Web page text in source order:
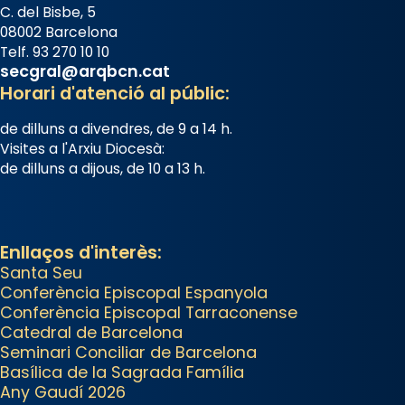
07/carmina-historia-depresion-
papa-viaje-espana-testimoni...
Photo
Arquebisbat de Barcelona
2 weeks ago
la mirada»
Mons. Sergi Gordo, bisbe de
Tortosa, ha presidit aquest 27 de
juliol la missa de Les Santes de
Mataró.
🔗tinyurl.com/cvu5jmbk
C. del Bisbe, 5
08002 Barcelona
Telf. 93 270 10 10
secgral@arqbcn.cat
Horari d'atenció al públic:
de dilluns a divendres, de 9 a 14 h.
Visites a l'Arxiu Diocesà:
de dilluns a dijous, de 10 a 13 h.
Enllaços d'interès:
Santa Seu
Conferència Episcopal Espanyola
Conferència Episcopal Tarraconense
Catedral de Barcelona
Seminari Conciliar de Barcelona
Basílica de la Sagrada Família
Any Gaudí 2026